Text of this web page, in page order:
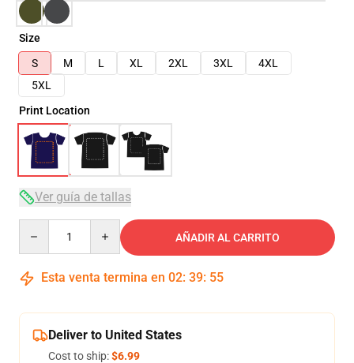
Size
S
M L XL 2XL 3XL
4XL
5XL
Print Location
Ver guía de tallas
AÑADIR AL CARRITO
Esta venta termina en 02: 39: 54
Deliver to United States
Cost to ship:$6.99